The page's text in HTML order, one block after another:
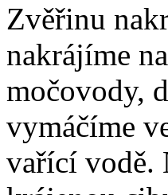
Zvěřinu
nakrájíme
močovody,
vymáčíme
vařící vodě.